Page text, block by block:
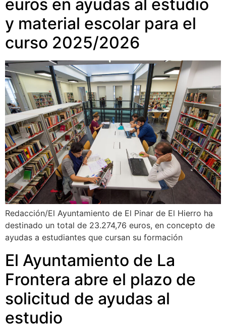
euros en ayudas al estudio
y material escolar para el
curso 2025/2026
Redacción/El Ayuntamiento de El Pinar de El Hierro ha
destinado un total de 23.274,76 euros, en concepto de
ayudas a estudiantes que cursan su formación
El Ayuntamiento de La
Frontera abre el plazo de
solicitud de ayudas al
estudio